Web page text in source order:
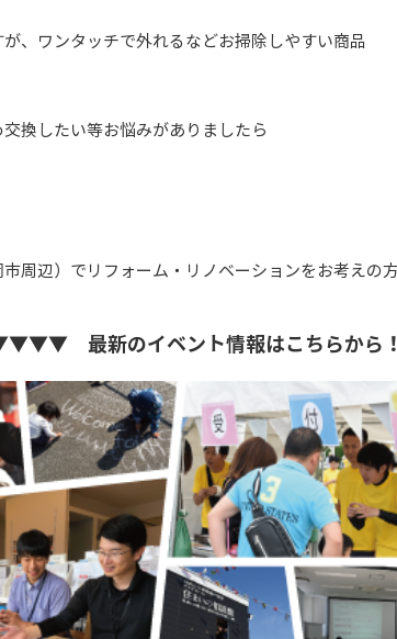
、ワンタッチで外れるなどお掃除しやすい商品
換したい等お悩みがありましたら
周辺）でリフォーム・リノベーションをお考えの
最新のイベント情報はこち